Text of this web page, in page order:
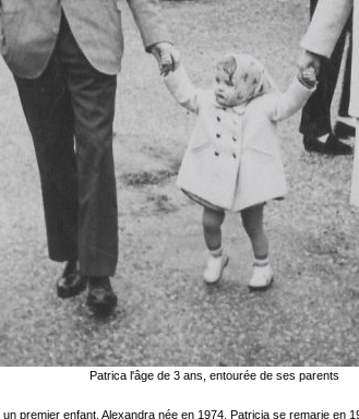
Patrica l'âge de 3 ans, entourée de ses parents
premier enfant, Alexandra née en 1974. Patricia se remarie en